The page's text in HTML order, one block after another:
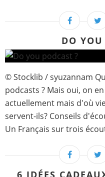
DO YOU
© Stocklib / syuzannam
podcasts ? Mais oui, on
actuellement mais d'où
servent-ils? Conseils
Un Français sur trois